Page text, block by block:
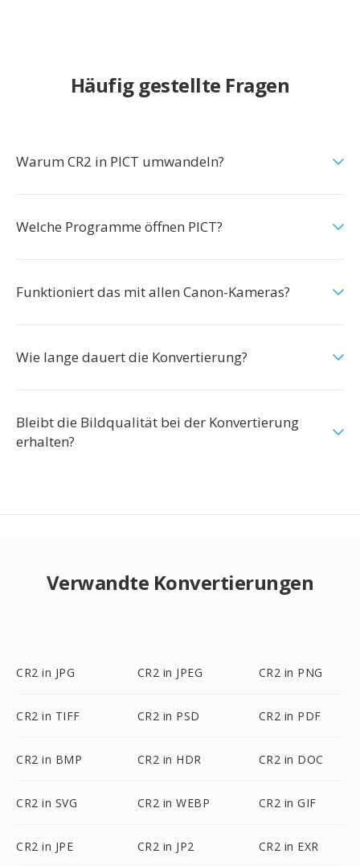
Häufig gestellte Fragen
Warum CR2 in PICT umwandeln?
Welche Programme öffnen PICT?
Funktioniert das mit allen Canon-Kameras?
Wie lange dauert die Konvertierung?
Bleibt die Bildqualität bei der Konvertierung
erhalten?
Verwandte Konvertierungen
CR2 in JPG CR2 in JPEG CR2 in PNG
CR2 in TIFF CR2 in PSD CR2 in PDF
CR2 in BMP CR2 in HDR CR2 in DOC
CR2 in SVG CR2 in WEBP CR2 in GIF
CR2 in JPE CR2 in JP2 CR2 in EXR